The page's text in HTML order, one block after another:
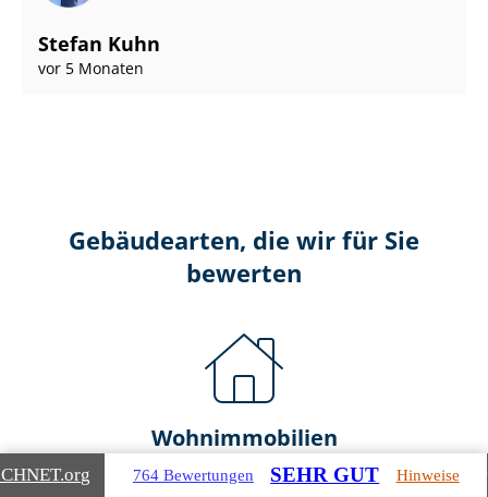
Stefan Kuhn
vor 5 Monaten
Gebäudearten, die wir für Sie
bewerten
Wohnimmobilien
Ein- und Zwei­fa­mi­li­en­häu­ser
.org 764 Bewertungen SEHR GUT Hinweise